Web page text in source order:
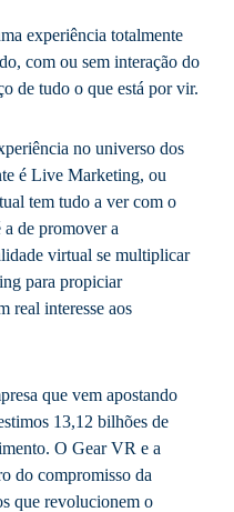
experiência totalmente
com ou sem interação do
de tudo o que está por vir.
no universo dos
é Live Marketing, ou
tem tudo a ver com o
de promover a
virtual se multiplicar
para propiciar
real interesse aos
que vem apostando
13,12 bilhões de
O Gear VR e a
do compromisso da
que revolucionem o